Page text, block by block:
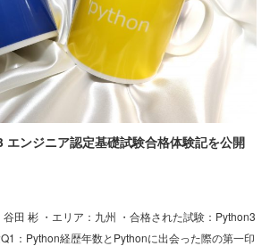
ンジニア認定基礎試験合格体験記を公開
田 彬 ・エリア：九州 ・合格された試験：Python3
：Python経歴年数とPythonに出会った際の第一印